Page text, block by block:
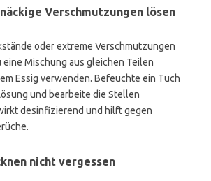
Verschmutzungen lösen
oder extreme Verschmutzungen
eine Mischung aus gleichen Teilen
Essig verwenden. Befeuchte ein Tuch
und bearbeite die Stellen
desinfizierend und hilft gegen
nicht vergessen